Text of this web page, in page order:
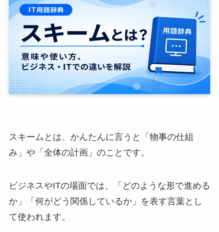
スキームとは、かんたんに言うと「物事の仕組
み」や「全体の計画」のことです。
ビジネスやITの場面では、「どのような形で進める
か」「何がどう関係しているか」を表す言葉とし
て使われます。